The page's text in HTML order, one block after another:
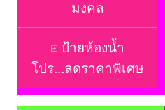
มงคล
ป้ายห้องน้ำ
โปร...ลดราคาพิเศษ